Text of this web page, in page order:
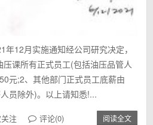
12月实施通知经公司研究决定，
课所有正式员工(包括油压品管人
元;2、其他部门正式员工底薪由
员除外)。以上请知悉!...
注 评论(0) 阅读全文